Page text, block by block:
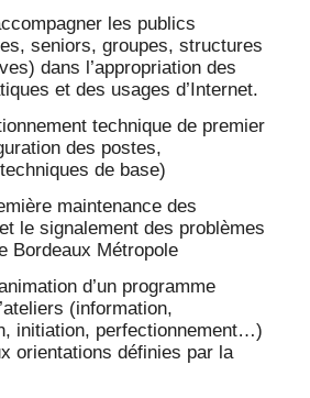
les publics
seniors, groupes, structures
dans l’appropriation des
et des usages d’Internet.
technique de premier
des postes,
de base)
maintenance des
le signalement des problèmes
Bordeaux Métropole
d’un programme
(information,
initiation, perfectionnement…)
orientations définies par la